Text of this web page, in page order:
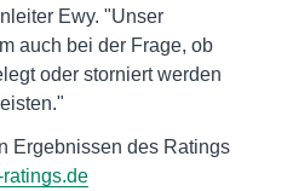
Ewy. "Unser
auch bei der Frage, ob
oder storniert werden
Ergebnissen des Ratings